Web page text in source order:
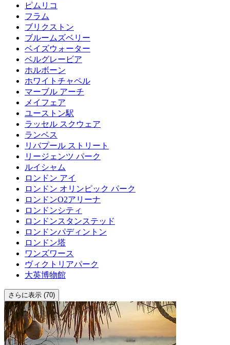
ピムリコ
フラム
ブリクストン
ブルームズベリー
ベイズウォーター
ベルグレービア
ホルボーン
ホワイトチャペル
マーブル アーチ
メイフェア
ユーストン駅
ラッセル スクウェア
ランベス
リバプール ストリート
リージェンツ パーク
ルイシャム
ロンドン アイ
ロンドン オリンピック パーク
ロンドンO2アリーナ
ロンドンシティ
ロンドンスタンステッド
ロンドンパディントン
ロンドン塔
ワンズワース
ヴィクトリアパーク
大英博物館
さらに表示 (70)